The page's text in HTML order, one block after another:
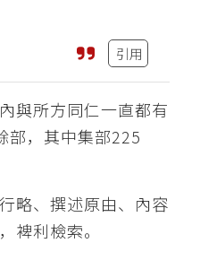
引用
與所方同仁一直都有
部，其中集部225
略、撰述原由、內容
裨利檢索。